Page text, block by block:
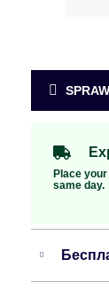
Place
same day.